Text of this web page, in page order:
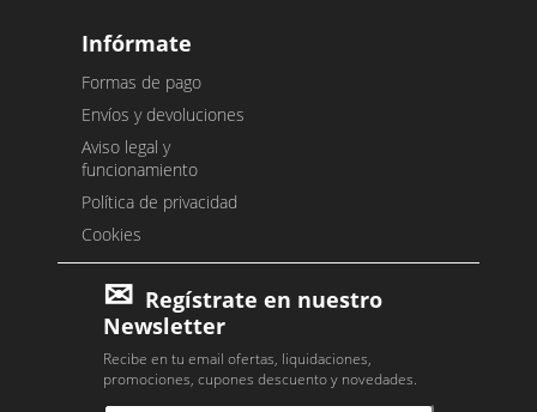
Infórmate
Formas de pago
Envíos y devoluciones
Aviso legal y
funcionamiento
Política de privacidad
Cookies
Regístrate en nuestro
Newsletter
Recibe en tu email ofertas, liquidaciones,
promociones, cupones descuento y novedades.